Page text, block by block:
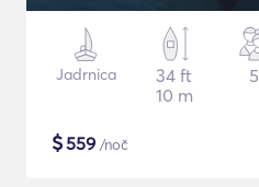
Jadrnica
34 ft
10 m
5
$559 /noč